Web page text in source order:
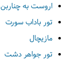
اروست به چناربن
تور باداب سورت
مازیچال
تور جواهر دشت